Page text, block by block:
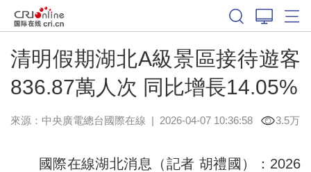
清明假期湖北A級景區接待遊客
836.87萬人次 同比增長14.05%
來源：中央廣電總台國際在線 | 2026-04-07 10:36:58 3.5万
國際在線湖北消息（記者 胡禮國）：2026